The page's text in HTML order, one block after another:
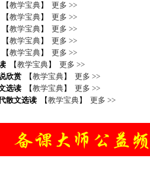
【教学宝典】 更多 >>
【教学宝典】 更多 >>
【教学宝典】 更多 >>
【教学宝典】 更多 >>
【教学宝典】 更多 >>
【教学宝典】 更多 >>
欣赏 【教学宝典】 更多 >>
选读 【教学宝典】 更多 >>
散文选读 【教学宝典】 更多 >>